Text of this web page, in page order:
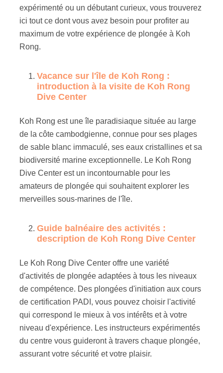
expérimenté ou un débutant curieux, vous trouverez
ici tout ce dont vous avez besoin pour profiter au
maximum de votre expérience de plongée à Koh
Rong.
Vacance sur l'île de Koh Rong :
introduction à la visite de Koh Rong
Dive Center
Koh Rong est une île paradisiaque située au large
de la côte cambodgienne, connue pour ses plages
de sable blanc immaculé, ses eaux cristallines et sa
biodiversité marine exceptionnelle. Le Koh Rong
Dive Center est un incontournable pour les
amateurs de plongée qui souhaitent explorer les
merveilles sous-marines de l'île.
Guide balnéaire des activités :
description de Koh Rong Dive Center
Le Koh Rong Dive Center offre une variété
d'activités de plongée adaptées à tous les niveaux
de compétence. Des plongées d'initiation aux cours
de certification PADI, vous pouvez choisir l'activité
qui correspond le mieux à vos intérêts et à votre
niveau d'expérience. Les instructeurs expérimentés
du centre vous guideront à travers chaque plongée,
assurant votre sécurité et votre plaisir.